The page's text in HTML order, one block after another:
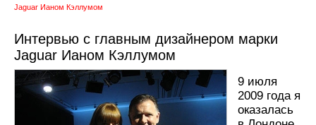
Jaguar Ианом Кэллумом
Интервью с главным дизайнером марки
Jaguar Ианом Кэллумом
9 июля
2009 года я
оказалась